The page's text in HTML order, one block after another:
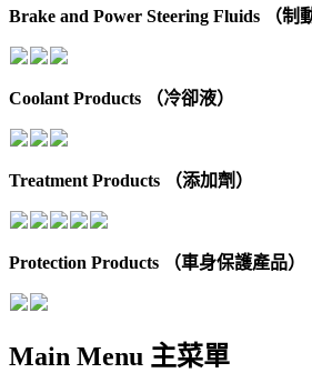
Brake and Power Steering Fluids （制
Coolant Products （冷卻液）
Treatment Products （添加劑）
Protection Products （車身保護產品）
Main Menu 主菜單